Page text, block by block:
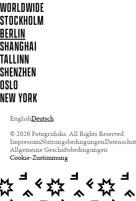
WORLDWIDE
STOCKHOLM
BERLIN
SHANGHAI
TALLINN
SHENZHEN
OSLO
NEW YORK
EnglishDeutsch
© 2026 Fotografiska. All Rights Reserved.
ImpressumNutzungsbedingungen
Allgemeine Geschäftsbedingungen
Cookie-Zustimmung